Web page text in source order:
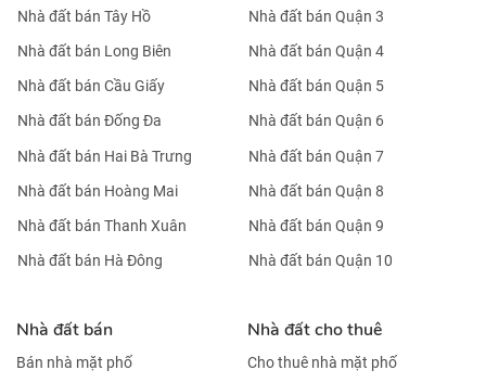
Nhà đất bán Tây Hồ
Nhà đất bán Long Biên
Nhà đất bán Cầu Giấy
Nhà đất bán Đống Đa
Nhà đất bán Hai Bà Trưng
Nhà đất bán Hoàng Mai
Nhà đất bán Thanh Xuân
Nhà đất bán Hà Đông
Nhà đất bán Quận 3
Nhà đất bán Quận 4
Nhà đất bán Quận 5
Nhà đất bán Quận 6
Nhà đất bán Quận 7
Nhà đất bán Quận 8
Nhà đất bán Quận 9
Nhà đất bán Quận 10
Nhà đất bán
Bán nhà mặt phố
Nhà đất cho thuê
Cho thuê nhà mặt phố